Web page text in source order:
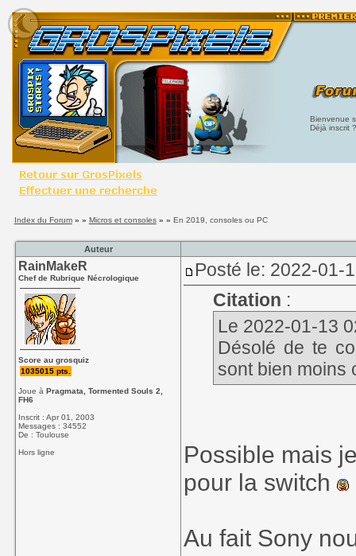
Bienvenue
Déjà inscrit
Index du Forum» » Micros et consoles» » En 2019, consoles ou PC
Auteur
RainMakeR
Chef de Rubrique Nécrologique
Score au grosquiz
1035015 pts.
Joue àPragmata, Tormented Souls 2,
FH6
Inscrit : Apr 01, 2003
Messages : 34552
De : Toulouse
Hors ligne
Posté le: 2022-01-
Citation :
Le 2022-01-13
Désolé de te
sont bien moins
Possible mais
pour la switch
Au fait Sony